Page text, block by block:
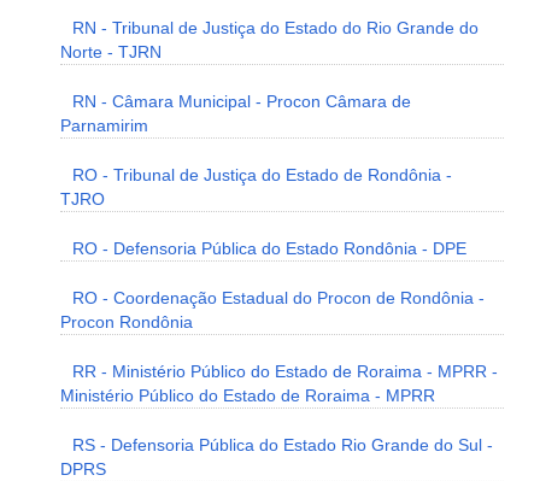
RN - Tribunal de Justiça do Estado do Rio Grande do
Norte - TJRN
RN - Câmara Municipal - Procon Câmara de
Parnamirim
RO - Tribunal de Justiça do Estado de Rondônia -
TJRO
RO - Defensoria Pública do Estado Rondônia - DPE
RO - Coordenação Estadual do Procon de Rondônia -
Procon Rondônia
RR - Ministério Público do Estado de Roraima - MPRR -
Ministério Público do Estado de Roraima - MPRR
RS - Defensoria Pública do Estado Rio Grande do Sul -
DPRS